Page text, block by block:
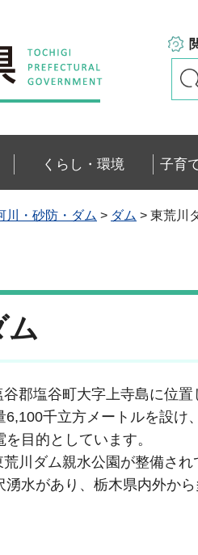
くらし・環境 子育
川・砂防・ダム > ダム > 東荒川
ム
郡塩谷町大字上寺島に位
6,100千立方メートルを設
目的としています。
川ダム親水公園が整備さ
水があり、栃木県内外か